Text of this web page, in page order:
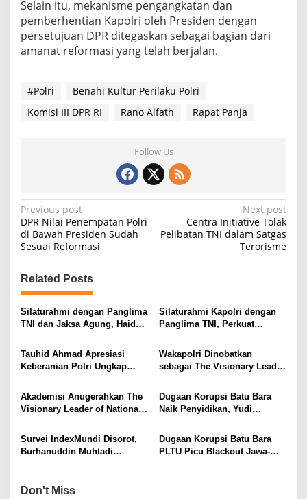
Selain itu, mekanisme pengangkatan dan
pemberhentian Kapolri oleh Presiden dengan
persetujuan DPR ditegaskan sebagai bagian dari
amanat reformasi yang telah berjalan.
#Polri
Benahi Kultur Perilaku Polri
Komisi III DPR RI
Rano Alfath Rapat Panja
Follow Us
P
o
s
t
n
a
v
i
g
t
o
Previous post
DPR Nilai Penempatan Polri
di Bawah Presiden Sudah
Sesuai Reformasi
Next post
Centra Initiative Tolak
Pelibatan TNI dalam Satgas
Terorisme
Related Posts
Silaturahmi dengan Panglima
TNI dan Jaksa Agung, Haidar
Kapolri
Silaturahmi Kapolri dengan
Panglima TNI, Perkuat
Antar-Institusi
Tauhid Ahmad Apresiasi
Keberanian Polri Ungkap
yang Rugikan Negara
Wakapolri Dinobatkan
sebagai The Visionary Leader
Akademisi Anugerahkan The
Visionary Leader of National
Dugaan Korupsi Batu Bara
Naik Penyidikan, Yudi
Sudah Tepat
Survei IndexMundi Disorot,
Burhanuddin Muhtadi
Dugaan Korupsi Batu Bara
PLTU Picu Blackout Jawa-
Don't Miss